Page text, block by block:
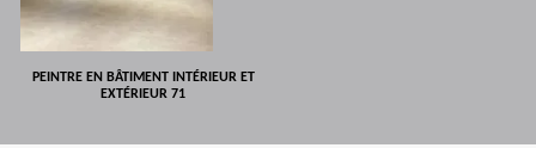
PEINTRE EN BÂTIMENT INTÉRIEUR ET
EXTÉRIEUR 71